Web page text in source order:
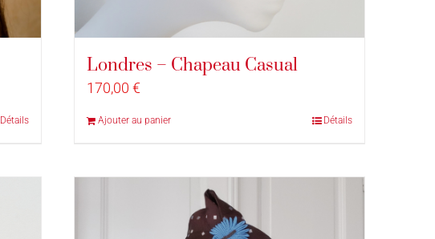
Détails
Londres – Chapeau Casual
170,00 €
Ajouter au panier Détails